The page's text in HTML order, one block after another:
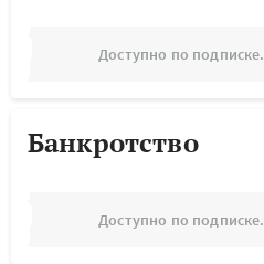
Доступно по подписке.
Банкротство
Доступно по подписке.